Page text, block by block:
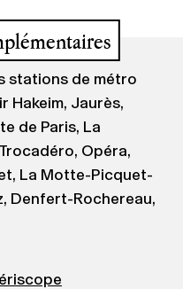
stations de métro
Hakeim, Jaurès,
de Paris, La
Opéra,
La Motte-Picquet-
Denfert-Rochereau,